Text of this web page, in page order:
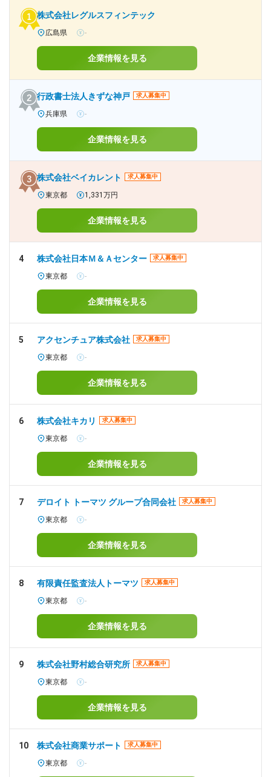
株式会社レグルスフィンテック
広島県 -
企業情報を見る
行政書士法人きずな神戸 求人募集中
兵庫県 -
企業情報を見る
株式会社ベイカレント 求人募集中
東京都 1,331万円
企業情報を見る
4 株式会社日本Ｍ＆Ａセンター 求人募集中
東京都 -
企業情報を見る
5 アクセンチュア株式会社 求人募集中
東京都 -
企業情報を見る
6 株式会社キカリ 求人募集中
東京都 -
企業情報を見る
7 デロイト トーマツ グループ合同会社 求人募集中
東京都 -
企業情報を見る
8 有限責任監査法人トーマツ 求人募集中
東京都 -
企業情報を見る
9 株式会社野村総合研究所 求人募集中
東京都 -
企業情報を見る
10 株式会社商業サポート 求人募集中
東京都 -